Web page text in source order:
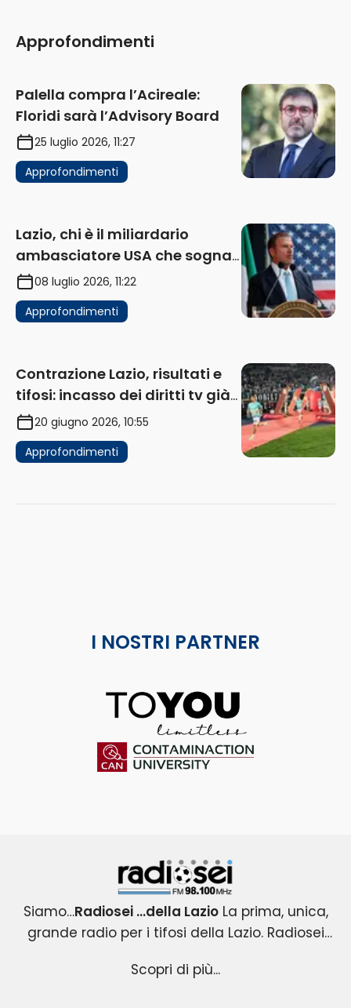
Approfondimenti
Palella compra l’Acireale:
Floridi sarà l’Advisory Board
25 luglio 2026, 11:27
Approfondimenti
Lazio, chi è il miliardario
ambasciatore USA che sogna
di acquistare un club in Italia
08 luglio 2026, 11:22
Approfondimenti
Contrazione Lazio, risultati e
tifosi: incasso dei diritti tv già
in flessione
20 giugno 2026, 10:55
Approfondimenti
I NOSTRI PARTNER
ToYou
Radiosei 98.100 FM
Siamo…Radiosei …della LazioLa prima, unica,
grande radio per i tifosi della Lazio. Radiosei
diventa immediatamente la loro VOCE.
originale, che copre tutti gli eventi agonistici del
Scopri di più...